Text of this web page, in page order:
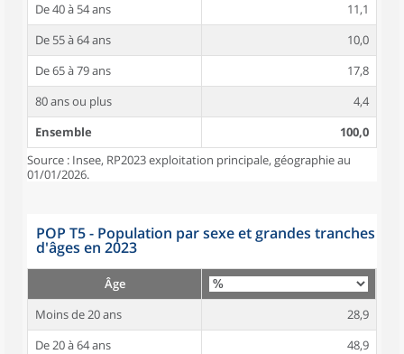
De 40 à 54 ans
11,1
De 55 à 64 ans
10,0
De 65 à 79 ans
17,8
80 ans ou plus
4,4
Ensemble
100,0
Source : Insee, RP2023 exploitation principale, géographie au
01/01/2026.
POP T5 - Population par sexe et grandes tranches
d'âges en 2023
Âge
Moins de 20 ans
28,9
De 20 à 64 ans
48,9